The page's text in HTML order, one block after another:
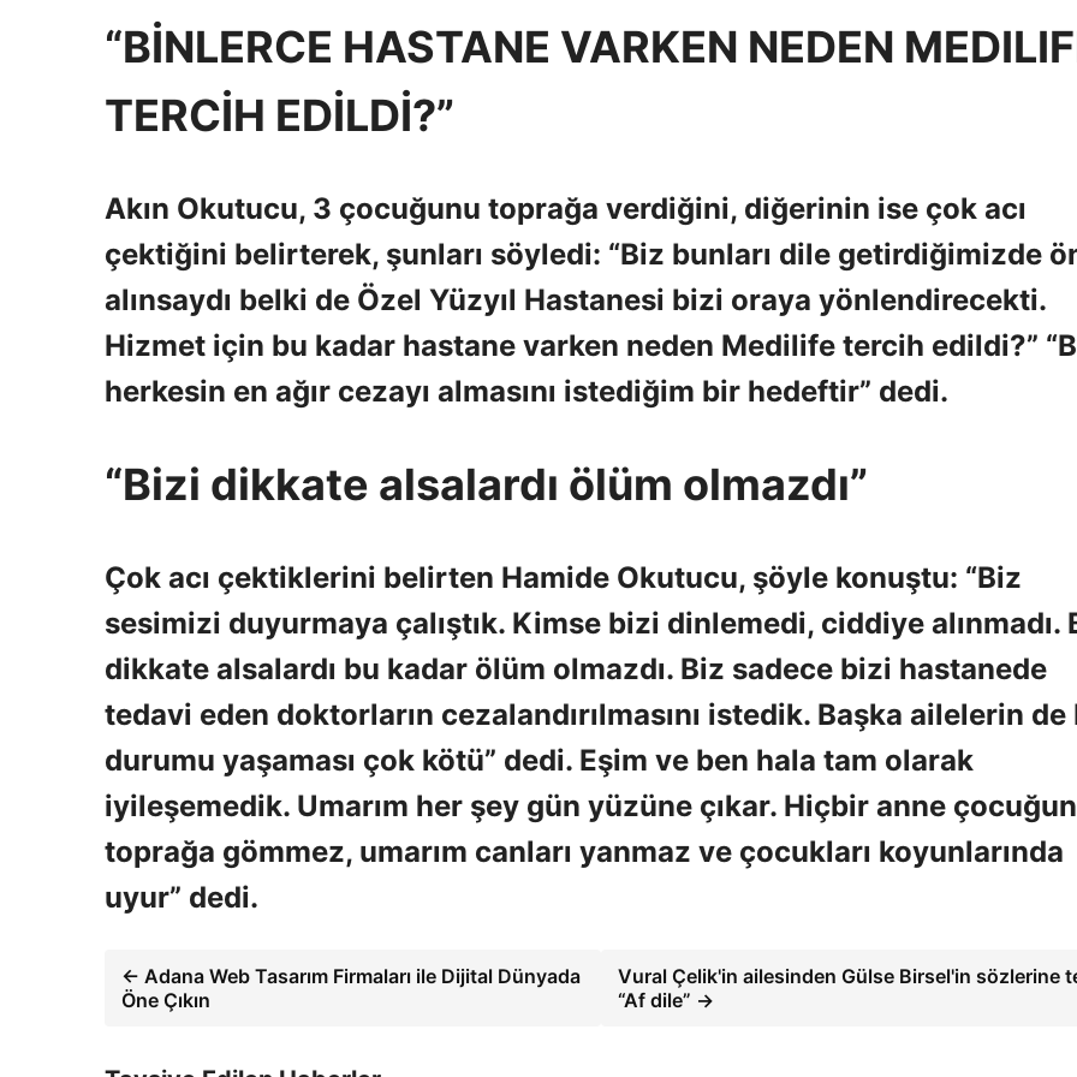
“BİNLERCE HASTANE VARKEN NEDEN
TERCİH EDİLDİ?”
Akın Okutucu, 3 çocuğunu toprağa verdiğini, diğerinin ise çok acı
çektiğini belirterek, şunları söyledi: “Biz bunları dile getirdiğimizde
alınsaydı belki de Özel Yüzyıl Hastanesi bizi oraya yönlendirecekti.
Hizmet için bu kadar hastane varken neden Medilife tercih edildi?”
herkesin en ağır cezayı almasını istediğim bir hedeftir” dedi.
“Bizi dikkate alsalardı ölüm olmazdı”
Çok acı çektiklerini belirten Hamide Okutucu, şöyle konuştu: “Biz
sesimizi duyurmaya çalıştık. Kimse bizi dinlemedi, ciddiye alınmadı.
dikkate alsalardı bu kadar ölüm olmazdı. Biz sadece bizi hastanede
tedavi eden doktorların cezalandırılmasını istedik. Başka ailelerin de
durumu yaşaması çok kötü” dedi. Eşim ve ben hala tam olarak
iyileşemedik. Umarım her şey gün yüzüne çıkar. Hiçbir anne
toprağa gömmez, umarım canları yanmaz ve çocukları koyunlarında
uyur” dedi.
← Adana Web Tasarım Firmaları ile Dijital Dünyada
Öne Çıkın
Vural Çelik'in ailesinden Gülse Birsel'in sözlerine
“Af dile” →